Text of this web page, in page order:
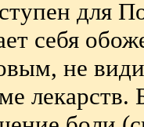
для
себя
не
лекарств.